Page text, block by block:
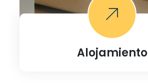
Alojamiento